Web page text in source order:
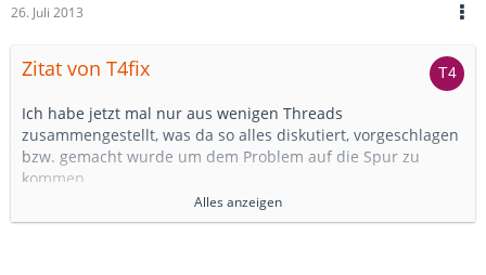
26. Juli 2013
Zitat von T4fix
Ich habe jetzt mal nur aus wenigen Threads
zusammengestellt, was da so alles diskutiert, vorgeschlagen
bzw. gemacht wurde um dem Problem auf die Spur zu
kommen.
Leider hat hier niemand berichtet, was die erfolgreiche
Lösung war, obwohl es solche scheinbar gegeben hat.....
Alles anzeigen